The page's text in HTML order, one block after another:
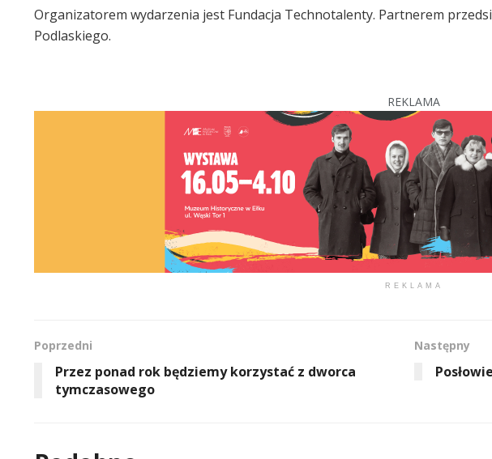
Organizatorem wydarzenia jest Fundacja Technotalenty. Partnerem
Podlaskiego.
REKLAMA
REKLAMA
Poprzedni
Przez ponad rok będziemy korzystać z dworca
tymczasowego
Następny